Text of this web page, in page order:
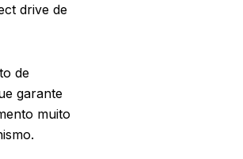
drive de
de
garante
muito